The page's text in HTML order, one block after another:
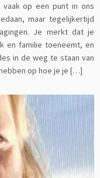
vaak op een punt in ons
maar tegelijkertijd
Je merkt dat je
en familie toeneemt, en
in de weg te staan van
op hoe je je […]